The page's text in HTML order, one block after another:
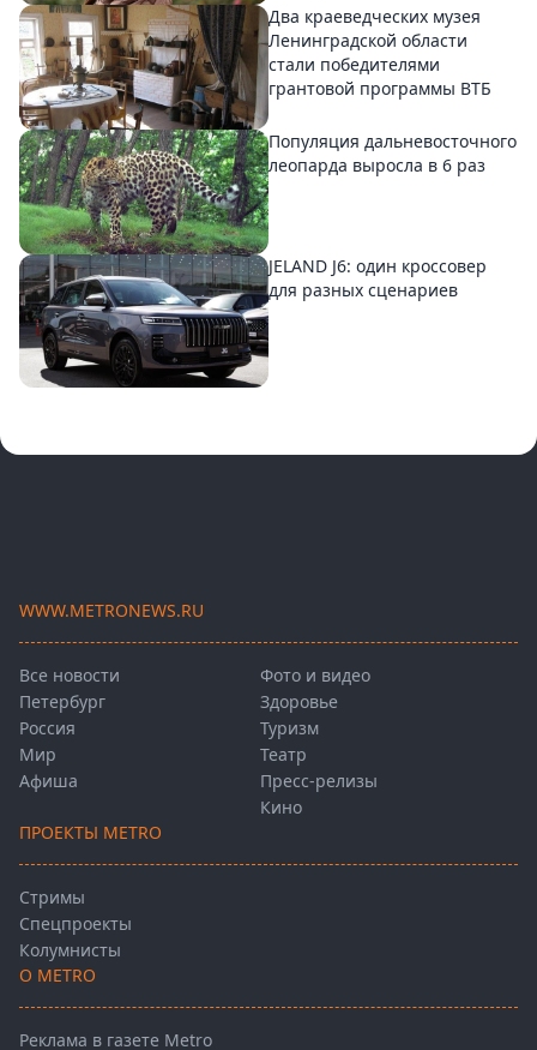
Два краеведческих музея
Ленинградской области
стали победителями
грантовой программы ВТБ
Популяция дальневосточного
леопарда выросла в 6 раз
JELAND J6: один кроссовер
для разных сценариев
WWW.METRONEWS.RU
Все новости
Петербург
Россия
Мир
Афиша
Фото и видео
Здоровье
Туризм
Театр
Пресс-релизы
Кино
ПРОЕКТЫ METRO
Стримы
Спецпроекты
Колумнисты
О METRO
Реклама в газете Metro